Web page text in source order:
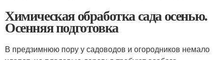
Химическая обработка сада осенью.
Осенняя подготовка
В предзимнюю пору у садоводов и огородников немало